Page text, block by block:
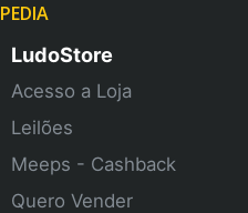
PEDIA
LudoStore
Acesso a Loja
Leilões
Meeps - Cashback
Quero Vender